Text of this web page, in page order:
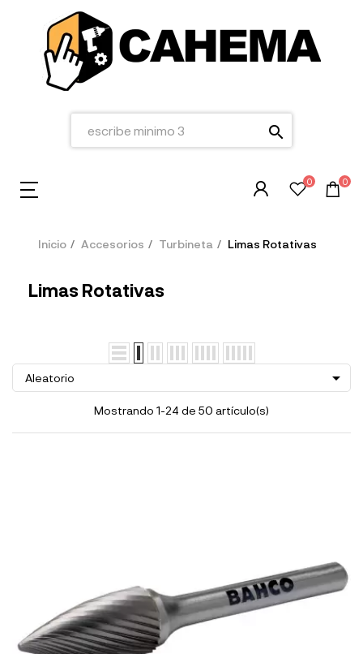
search
0 0
Inicio Accesorios Turbineta Limas Rotativas
Limas Rotativas
Aleatorio 
Mostrando 1-24 de 50 artículo(s)